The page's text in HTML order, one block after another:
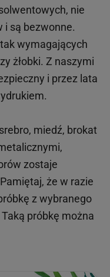
, nie
i są bezwonne.
wymagających
żłobki. Z naszymi
i przez lata
miedź, brokat
zostaje
że w razie
z wybranego
próbkę można